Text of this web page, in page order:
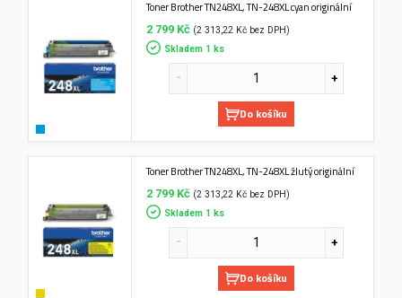
Toner Brother TN248XL, TN-248XL cyan originální
2 799 Kč (2 313,22 Kč bez DPH)
Skladem 1 ks
Do košíku
Toner Brother TN248XL, TN-248XL žlutý originální
2 799 Kč (2 313,22 Kč bez DPH)
Skladem 1 ks
Do košíku